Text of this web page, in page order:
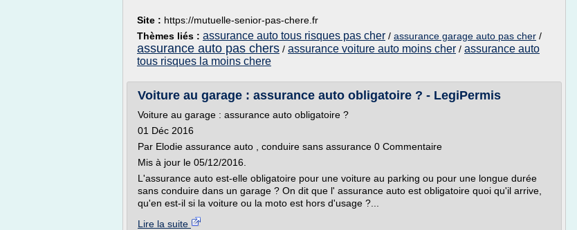
Site : https://mutuelle-senior-pas-chere.fr
Thèmes liés : assurance auto tous risques pas cher / assurance garage auto pas cher /
assurance auto pas chers / assurance voiture auto moins cher / assurance auto
tous risques la moins chere
Voiture au garage : assurance auto obligatoire ? - LegiPermis
Voiture au garage : assurance auto obligatoire ?
01 Déc 2016
Par Elodie assurance auto , conduire sans assurance 0 Commentaire
Mis à jour le 05/12/2016.
L'assurance auto est-elle obligatoire pour une voiture au parking ou pour une longue durée
sans conduire dans un garage ? On dit que l' assurance auto est obligatoire quoi qu'il arrive,
qu'en est-il si la voiture ou la moto est hors d'usage ?...
Lire la suite